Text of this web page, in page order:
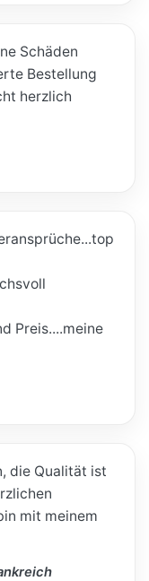
Schäden
Bestellung
herzlich
Preis....meine
die Qualität ist
mit meinem